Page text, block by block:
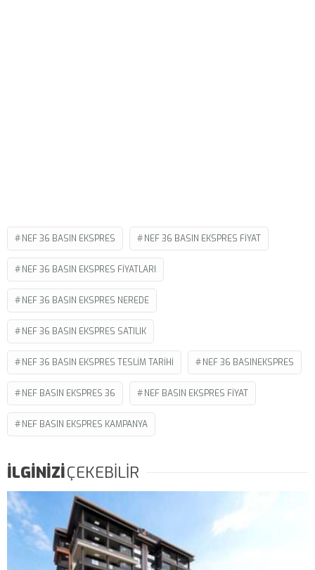
NEF 36 BASIN EKSPRES NEF 36 BASIN EKSPRES FIYAT
NEF 36 BASIN EKSPRES FIYATLARI
NEF 36 BASIN EKSPRES NEREDE
NEF 36 BASIN EKSPRES SATILIK
NEF 36 BASIN EKSPRES TESLIM TARIHI NEF 36 BASINEKSPRES
NEF BASIN EKSPRES 36 NEF BASIN EKSPRES FIYAT
NEF BASIN EKSPRES KAMPANYA
İLGİNİZİÇEKEBİLİR